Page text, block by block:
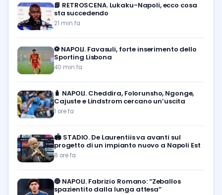
📘 RETROSCENA. Lukaku-Napoli, ecco cosa
sta succedendo
21 min fa
⚽️ NAPOLI. Favasuli, forte inserimento dello
Sporting Lisbona
40 min fa
🧳 NAPOLI. Cheddira, Folorunsho, Ngonge,
Cajuste e Lindstrom cercano un’uscita
1 ore fa
🏟️ STADIO. De Laurentiis va avanti sul
progetto di un impianto nuovo a Napoli Est
8 ore fa
🔵 NAPOLI. Fabrizio Romano: “Zeballos
spazientito dalla lunga attesa”